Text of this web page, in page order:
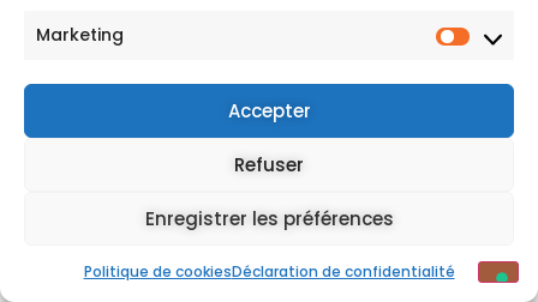
Marketing
Accepter
Refuser
Enregistrer les préférences
Politique de cookiesDéclaration de confidentialité
Notification lors de la collecte
Vos choix en matière de confidentialité